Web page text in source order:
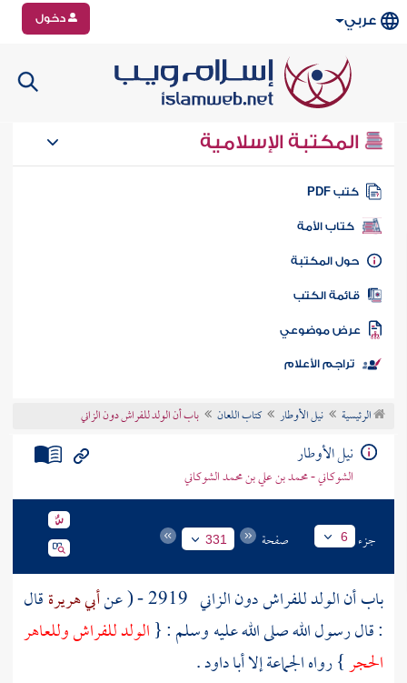
عربي دخول
المكتبة الإسلامية
كتب PDF
كتاب الأمة
المكتبة
الكتب
موضوعي
تراجم الأعلام
الرئيسية نيل الأوطار كتاب اللعان باب أن الولد للفراش دون الزاني
نيل الأوطار
الشوكاني - محمد بن علي بن محمد الشوكاني
جزء 6 صفحة 331
باب أن الولد للفراش دون الزاني أبي هريرةقال
: قال رسول الله صلى الله عليه وسلم : {الولد للفراش وللعاهر
الحجر} رواه الجماعة إلاأبا داود.